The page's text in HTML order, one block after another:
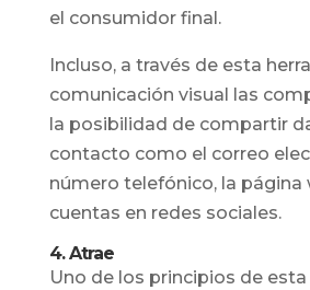
el consumidor final.
Incluso, a través de esta
comunicación visual las
la posibilidad de compartir
contacto como el correo
número telefónico, la página
cuentas en redes sociales.
4. Atrae
Uno de los principios de